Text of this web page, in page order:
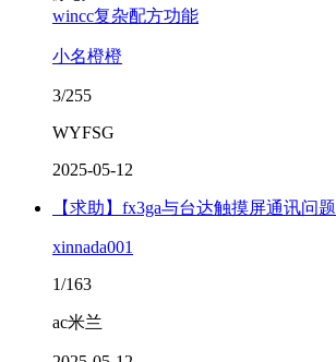
wincc复杂配方功能
小名橙橙
3/255
WYFSG
2025-05-12
【求助】fx3ga与台达触摸屏通讯问题
xinnada001
1/163
ac米兰